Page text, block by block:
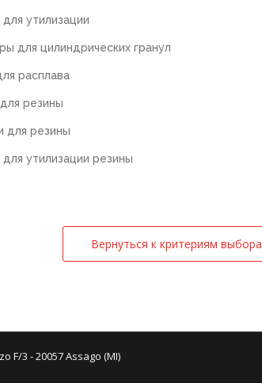
утилизации
для цилиндрических гранул
расплава
резины
для резины
для утилизации резины
Вернуться к критериям выбора
F/3 - 20057 Assago (MI)